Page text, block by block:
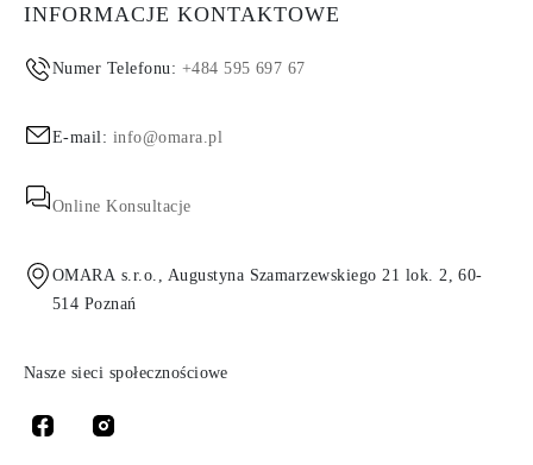
INFORMACJE KONTAKTOWE
Numer Telefonu: +484 595 697 67
E-mail: info@omara.pl
Online Konsultacje
OMARA s.r.o., Augustyna Szamarzewskiego 21 lok. 2, 60-
514 Poznań
Nasze sieci społecznościowe